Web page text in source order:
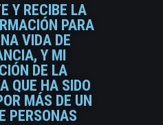
Y RECIBE LA
PARA
VIDA DE
Y MI
DE LA
QUE HA SIDO
MÁS DE UN
PERSONAS